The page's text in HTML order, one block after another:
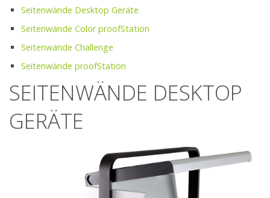
Aktuelles
Kontakt
Seitenwände Desktop Geräte
Seitenwände Color proofStation
Seitenwände Challenge
Seitenwände proofStation
SEITENWÄNDE DESKTOP
GERÄTE